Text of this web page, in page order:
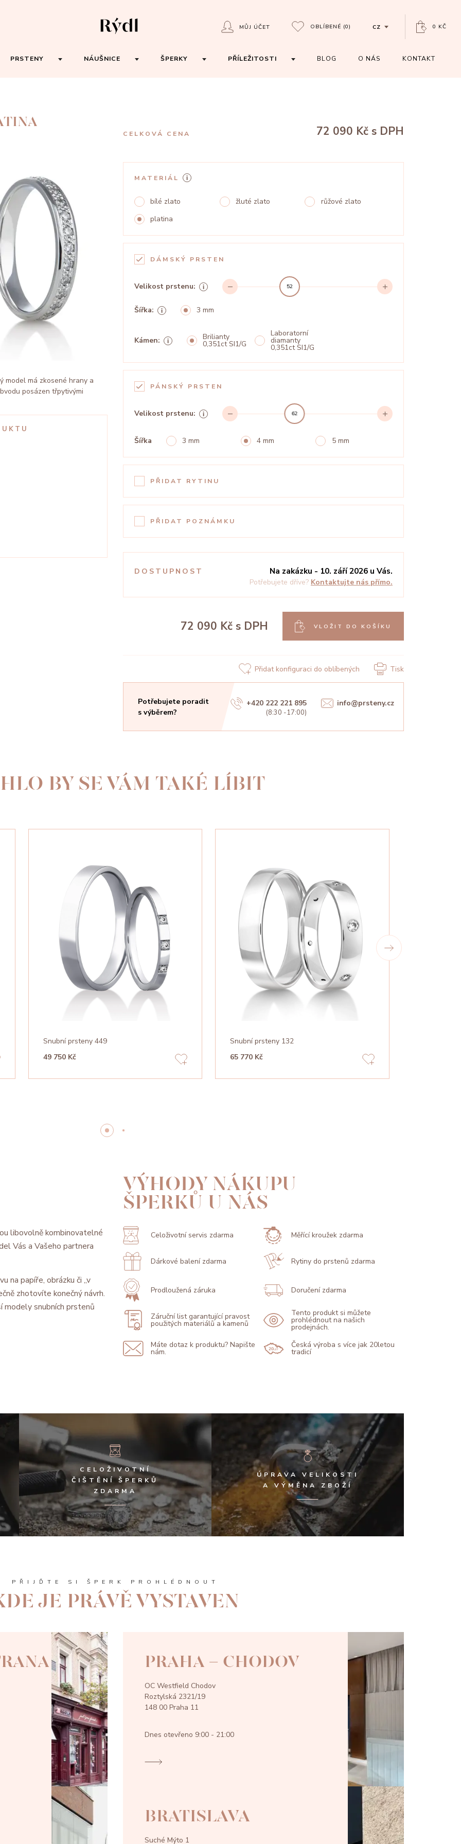
MŮJ ÚČET OBLÍBENÉ (0) CZ 0 KČ
PRSTENY NÁUŠNICE ŠPERKY PŘÍLEŽITOSTI BLOG O NÁS KONTAKT
model má zkosené hrany a
posázen třpytivými
CELKOVÁ CENA 72 090 Kč s DPH
MATERIÁL
bílé zlato žluté zlato
růžové zlato
platina
DÁMSKÝ PRSTEN
Velikost prstenu: 52
Šířka: 3 mm
Kámen: Brilianty
0,351ct SI1/G
Laboratorní
diamanty
0,351ct SI1/G
PÁNSKÝ PRSTEN
Velikost prstenu: 62
Šířka 3 mm 4 mm 5 mm
PŘIDAT RYTINU
PŘIDAT POZNÁMKU
DOSTUPNOST Na zakázku - 10. září 2026 u Vás.
Potřebujete dříve? Kontaktujte nás přímo.
72 090 Kč s DPH VLOŽIT DO KOŠÍKU
Přidat konfiguraci do oblíbených Tisk
Potřebujete poradit
s výběrem?
+420 222 221 895
(8:30 -17:00)
info@prsteny.cz
BY SE VÁM TAKÉ LÍBIT
Snubní prsteny 449
49 750 Kč
Snubní prsteny 132
65 770 Kč
libovolně kombinovatelné
Vás a Vašeho partnera
na papíře, obrázku či „v
zhotovíte konečný návrh.
modely snubních prstenů
VÝHODY NÁKUPU
ŠPERKŮ U NÁS
Celoživotní servis zdarma Měřící kroužek zdarma
Dárkové balení zdarma Rytiny do prstenů zdarma
Prodloužená záruka Doručení zdarma
Záruční list garantující pravost
použitých materiálů a kamenů
Tento produkt si můžete
prohlédnout na našich
prodejnách.
Máte dotaz k produktu? Napište
nám.
Česká výroba s více jak 20letou
tradicí
CELOŽIVOTNÍ
ČIŠTĚNÍ ŠPERKŮ
ZDARMA
ÚPRAVA VELIKOSTI
A VÝMĚNA ZBOŽÍ
PŘIJĎTE SI ŠPERK PROHLÉDNOUT
JE PRÁVĚ VYSTAVEN
PRAHA - CHODOV
OC Westfield Chodov
Roztylská 2321/19
148 00 Praha 11
Dnes otevřeno 9:00 - 21:00
BRATISLAVA
Suché Mýto 1